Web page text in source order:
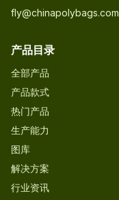
fly@chinapolybags.com
产品目录
全部产品
产品款式
热门产品
生产能力
图库
解决方案
行业资讯